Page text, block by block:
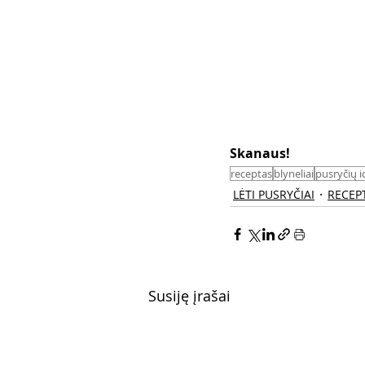
Skanaus!
receptasblyneliaipusryčių
LĖTI PUSRYČIAI
Susiję įrašai